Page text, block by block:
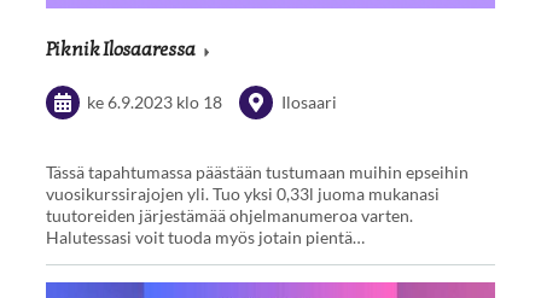
Piknik Ilosaaressa
ke 6.9.2023 klo 18 Ilosaari
Tässä tapahtumassa päästään tustumaan muihin epseihin
vuosikurssirajojen yli. Tuo yksi 0,33l juoma mukanasi
tuutoreiden järjestämää ohjelmanumeroa varten.
Halutessasi voit tuoda myös jotain pientä…